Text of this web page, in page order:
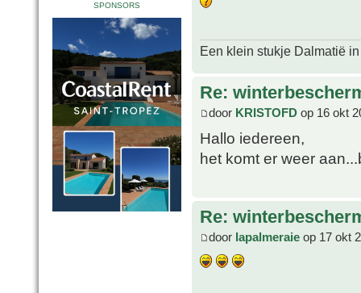
SPONSORS
Een klein stukje Dalmatië
Re:
door KRISTOFD op 16 okt
Hallo iedereen,
het komt er weer
Re:
door lapalmeraie op 17 okt